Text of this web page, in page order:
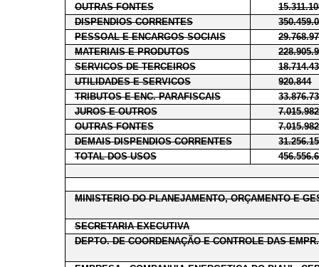
OUTRAS FONTES
DISPENDIOS CORRENTES
PESSOAL E ENCARGOS SOCIAIS
MATERIAIS E PRODUTOS
SERVICOS DE TERCEIROS
UTILIDADES E SERVICOS
920.844
TRIBUTOS E ENC. PARAFISCAIS
JUROS E OUTROS
7.015.982
OUTRAS FONTES
7.015.982
DEMAIS DISPENDIOS CORRENTES
TOTAL DOS USOS
MINISTERIO DO PLANEJAMENTO, ORÇAMENTO E
SECRETARIA EXECUTIVA
DEPTO. DE COORDENAÇÃO E CONTROLE DAS